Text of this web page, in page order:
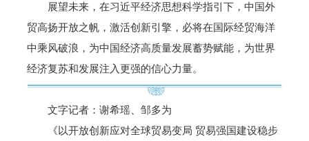
展望未来，在习近平经济思想科学指引下，中国外
贸高扬开放之帆，激活创新引擎，必将在国际经贸海洋
中乘风破浪，为中国经济高质量发展蓄势赋能，为世界
经济复苏和发展注入更强的信心力量。
文字记者：谢希瑶、邹多为
《以开放创新应对全球贸易变局 贸易强国建设稳步